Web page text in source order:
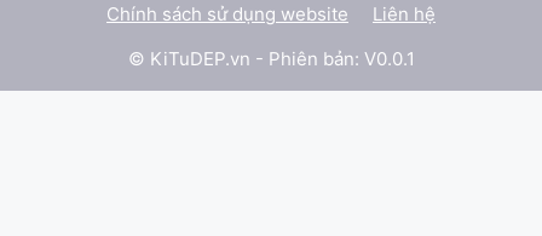
Chính sách sử dụng website
Liên hệ
© KiTuDEP.vn - Phiên bản: V0.0.1